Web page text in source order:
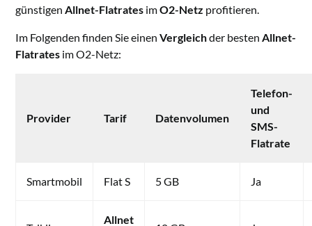
günstigenAllnet-Flatrates imO2-Netz profitieren.
Im Folgenden finden Sie einenVergleichder bestenAllnet-
Flatrates im O2-Netz:
Provider Tarif Datenvolumen
Telefon-
und
SMS-
Flatrate
Smartmobil Flat S 5 GB Ja
Allnet